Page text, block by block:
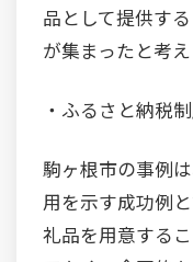
品として提供す
が集まったと考え
・ふるさと納税
駒ヶ根市の事例
用を示す成功例
礼品を用意する